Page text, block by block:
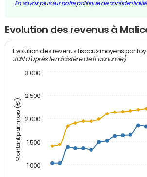
En savoir plus sur notre politique de confidentialité
Evolution des revenus à
Montant par mois (€)
Evolution des revenus fiscaux moyens par
JDN d'après le ministère de l'Economie)
1 000
1 500
2 000
2 500
3 000